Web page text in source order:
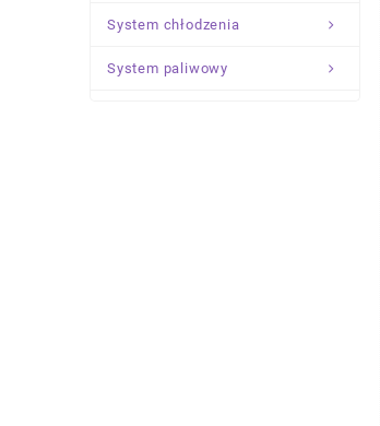
System chłodzenia
System paliwowy